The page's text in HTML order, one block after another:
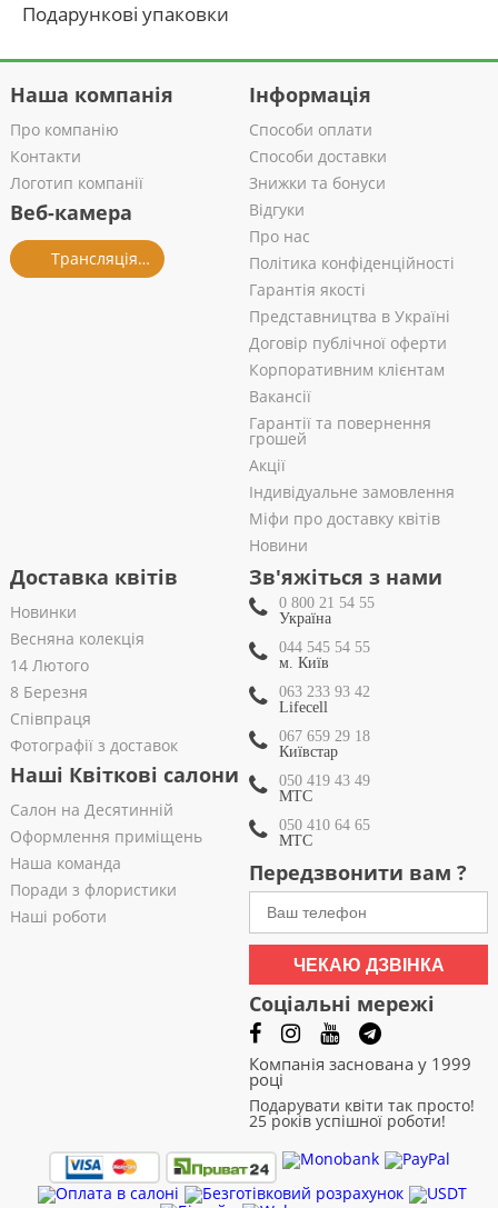
Подарункові упаковки
Наша компанія
Про компанію
Контакти
Логотип компанії
Веб-камера
Трансляція із салону
Інформація
Способи оплати
Способи доставки
Знижки та бонуси
Відгуки
Про нас
Політика конфіденційності
Гарантія якості
Представництва в Україні
Договір публічної оферти
Корпоративним клієнтам
Вакансії
Гарантії та повернення
грошей
Акції
Індивідуальне замовлення
Міфи про доставку квітів
Новини
Доставка квітів
Новинки
Весняна колекція
14 Лютого
8 Березня
Співпраця
Фотографії з доставок
Наші Квіткові салони
Салон на Десятинній
Оформлення приміщень
Наша команда
Поради з флористики
Наші роботи
Зв'яжіться з нами
0 800 21 54 55
Україна
044 545 54 55
м. Київ
063 233 93 42
Lifecell
067 659 29 18
Київстар
050 419 43 49
МТС
050 410 64 65
МТС
Передзвонити вам ?
ЧЕКАЮ ДЗВІНКА
Соціальні мережі
Компанія заснована у 1999
році
Подарувати квіти так просто!
25 років успішної роботи!